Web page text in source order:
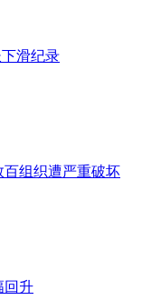
滑纪录
百组织遭严重破坏
回升